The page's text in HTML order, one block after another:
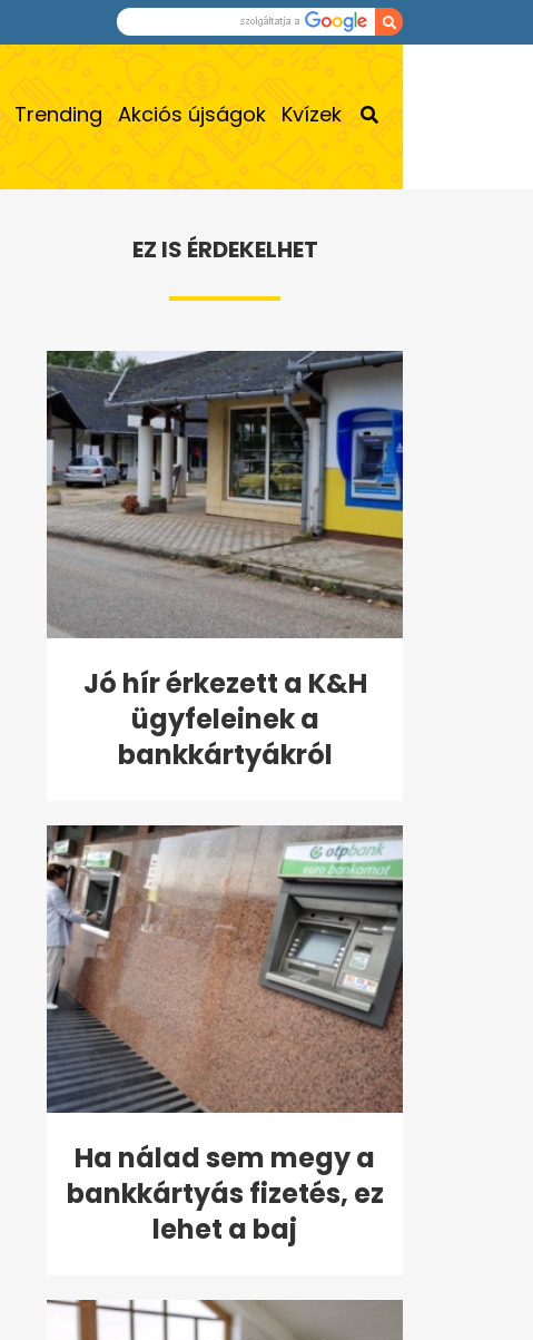
Trending Akciós újságok Kvízek
EZ IS ÉRDEKELHET
Jó hír érkezett a K&H
ügyfeleinek a
bankkártyákról
Ha nálad sem megy a
bankkártyás fizetés, ez
lehet a baj